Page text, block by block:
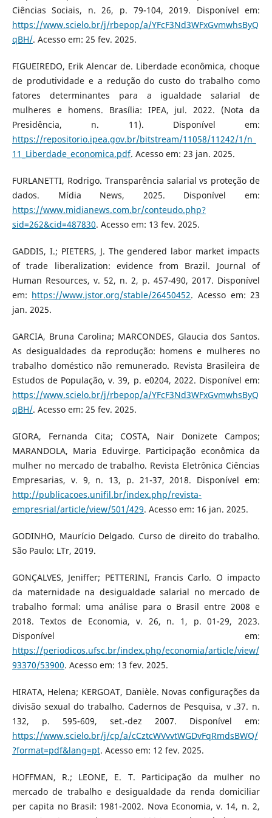
Ciências Sociais, n. 26, p. 79-104, 2019. Disponível em:
https://www.scielo.br/j/rbepop/a/YFcF3Nd3WFxGvmwhsByQ
qBH/. Acesso em: 25 fev. 2025.
FIGUEIREDO, Erik Alencar de. Liberdade econômica, choque
de produtividade e a redução do custo do trabalho como
fatores determinantes para a igualdade salarial de
mulheres e homens. Brasília: IPEA, jul. 2022. (Nota da
Presidência, n. 11). Disponível em:
https://repositorio.ipea.gov.br/bitstream/11058/11242/1/n_
11_Liberdade_economica.pdf. Acesso em: 23 jan. 2025.
FURLANETTI, Rodrigo. Transparência salarial vs proteção de
dados. Mídia News, 2025. Disponível em:
https://www.midianews.com.br/conteudo.php?
sid=262&cid=487830. Acesso em: 13 fev. 2025.
GADDIS, I.; PIETERS, J. The gendered labor market impacts
of trade liberalization: evidence from Brazil. Journal of
Human Resources, v. 52, n. 2, p. 457-490, 2017. Disponível
em: https://www.jstor.org/stable/26450452. Acesso em: 23
jan. 2025.
GARCIA, Bruna Carolina; MARCONDES, Glaucia dos Santos.
As desigualdades da reprodução: homens e mulheres no
trabalho doméstico não remunerado. Revista Brasileira de
Estudos de População, v. 39, p. e0204, 2022. Disponível em:
https://www.scielo.br/j/rbepop/a/YFcF3Nd3WFxGvmwhsByQ
qBH/. Acesso em: 25 fev. 2025.
GIORA, Fernanda Cita; COSTA, Nair Donizete Campos;
MARANDOLA, Maria Eduvirge. Participação econômica da
mulher no mercado de trabalho. Revista Eletrônica Ciências
Empresarias, v. 9, n. 13, p. 21-37, 2018. Disponível em:
http://publicacoes.unifil.br/index.php/revista-
empresrial/article/view/501/429. Acesso em: 16 jan. 2025.
GODINHO, Maurício Delgado. Curso de direito do trabalho.
São Paulo: LTr, 2019.
GONÇALVES, Jeniffer; PETTERINI, Francis Carlo. O impacto
da maternidade na desigualdade salarial no mercado de
trabalho formal: uma análise para o Brasil entre 2008 e
2018. Textos de Economia, v. 26, n. 1, p. 01-29, 2023.
Disponível em:
https://periodicos.ufsc.br/index.php/economia/article/view/
93370/53900. Acesso em: 13 fev. 2025.
HIRATA, Helena; KERGOAT, Danièle. Novas configurações da
divisão sexual do trabalho. Cadernos de Pesquisa, v .37. n.
132, p. 595-609, set.-dez 2007. Disponível em:
https://www.scielo.br/j/cp/a/cCztcWVvvtWGDvFqRmdsBWQ/
?format=pdf&lang=pt. Acesso em: 12 fev. 2025.
HOFFMAN, R.; LEONE, E. T. Participação da mulher no
mercado de trabalho e desigualdade da renda domiciliar
per capita no Brasil: 1981-2002. Nova Economia, v. 14, n. 2,